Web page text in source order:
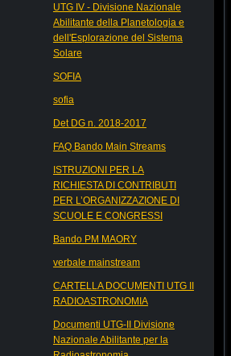
UTG IV - Divisione Nazionale
Abilitante della Planetologia e
dell'Esplorazione del Sistema
Solare
SOFIA
sofia
Det DG n. 2018-2017
FAQ Bando Main Streams
ISTRUZIONI PER LA
RICHIESTA DI CONTRIBUTI
PER L’ORGANIZZAZIONE DI
SCUOLE E CONGRESSI
Bando PM MAORY
verbale mainstream
CARTELLA DOCUMENTI UTG II
RADIOASTRONOMIA
Documenti UTG-II Divisione
Nazionale Abilitante per la